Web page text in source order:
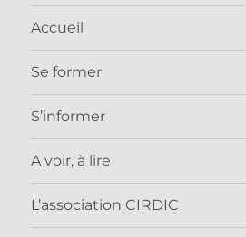
Accueil
Se former
S’informer
A voir, à lire
L’association CIRDIC